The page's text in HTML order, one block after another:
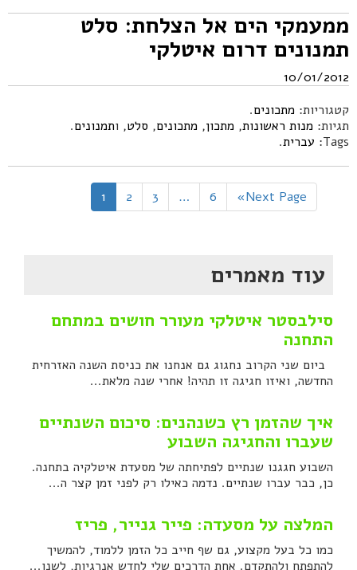
ממעמקי הים אל הצלחת: סלט
תמנונים דרום איטלקי
10/01/2012
קטגוריות: מתכונים.
תגיות: מנות ראשונות, מתכון, מתכונים, סלט, ותמנונים.
Tags: עברית.
1 2 3 … 6 Next Page»
עוד מאמרים
סילבסטר איטלקי מעורר חושים במתחם
התחנה
ביום שני הקרוב נחגוג גם אנחנו את כניסת השנה האזרחית
החדשה, ואיזו חגיגה זו תהיה! אחרי שנה מלאת...
איך שהזמן רץ כשנהנים: סיכום השנתיים
שעברו והחגיגה השבוע
השבוע חגגנו שנתיים לפתיחתה של מסעדת איטלקיה בתחנה.
כן, כבר עברו שנתיים. נדמה כאילו רק לפני זמן קצר ה...
המלצה על מסעדה: פייר גנייר, פריז
כמו כל בעל מקצוע, גם שף חייב כל הזמן ללמוד, להמשיך
להתפתח ולהתקדם. אחת הדרכים שלי לחדש אנרגיות, לשנו...